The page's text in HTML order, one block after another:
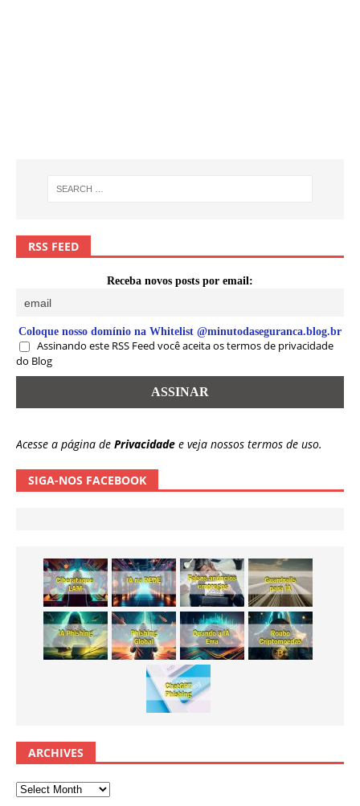
RSS FEED
Receba novos posts por email:
Coloque nosso domínio na Whitelist @minutodaseguranca.blog.br
Assinando este RSS Feed você aceita os termos de privacidade
do Blog
Acesse a página de Privacidade e veja nossos termos de uso.
SIGA-NOS FACEBOOK
ARCHIVES